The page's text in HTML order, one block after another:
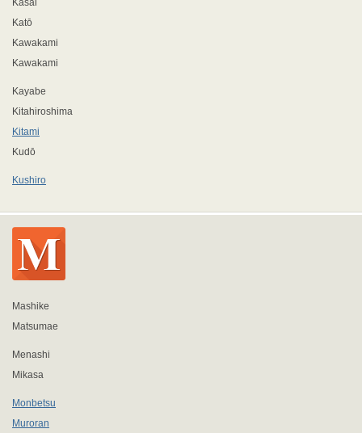
Kasai
Katō
Kawakami
Kawakami
Kayabe
Kitahiroshima
Kitami
Kudō
Kushiro
Mashike
Matsumae
Menashi
Mikasa
Monbetsu
Muroran